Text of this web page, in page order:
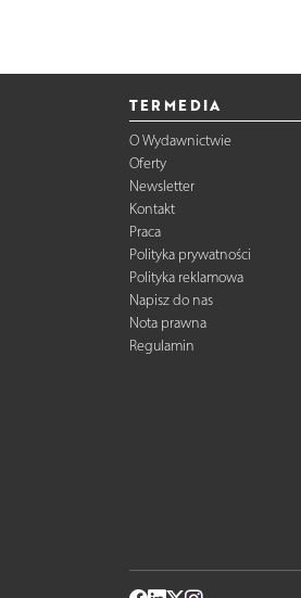
TERMEDIA
O Wydawnictwie
Oferty
Newsletter
Kontakt
Praca
Polityka prywatności
Polityka reklamowa
Napisz do nas
Nota prawna
Regulamin